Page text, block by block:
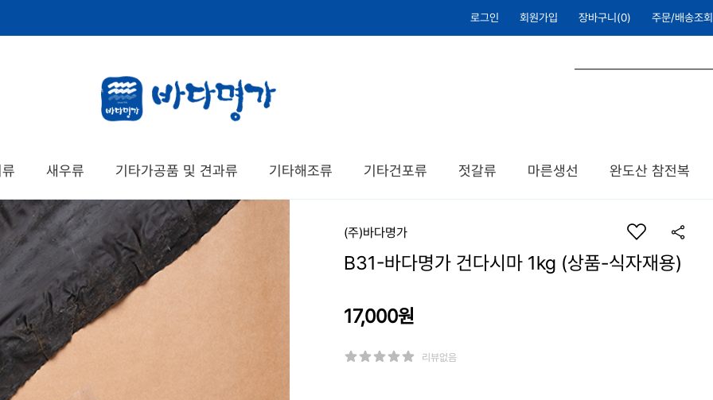
로그인 회원가입 장바구니(0) 주문/배송조회
새우류 기타가공품 및 견과류 기타해조류 기타건포류 젓갈류 마른생선 완도산 참전복
(주)바다명가
B31-바다명가 건다시마 1kg (상품-식자재용)
17,000원
리뷰없음